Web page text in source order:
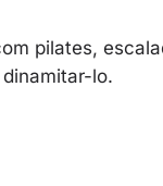
pilates,
lo.